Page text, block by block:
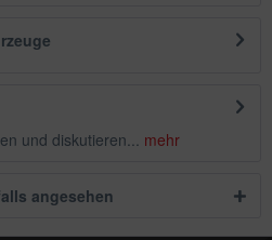
und diskutieren... mehr
angesehen